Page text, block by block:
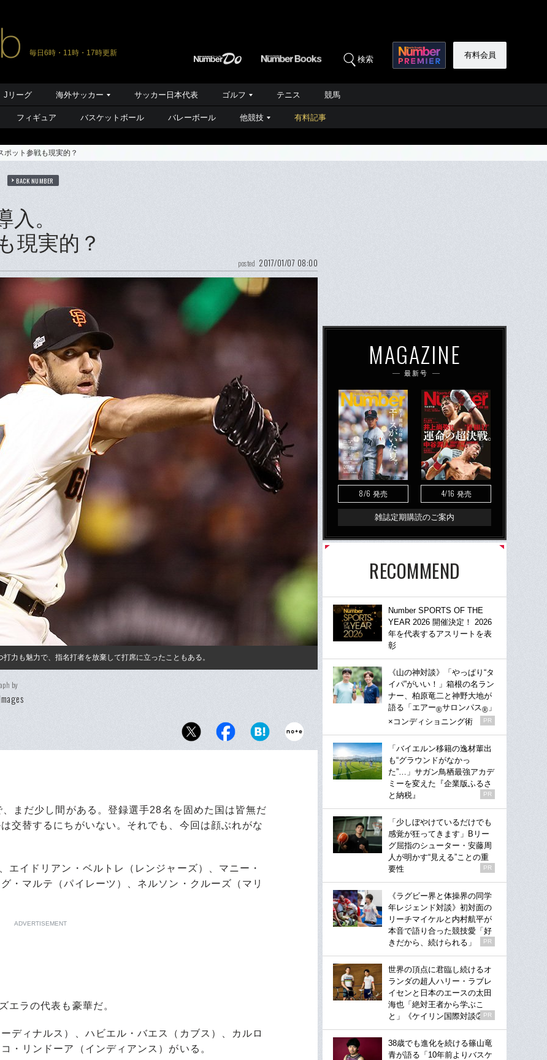
毎日6時・11時・17時更新
検索 有料会員
Jリーグ 海外サッカー サッカー日本代表 ゴルフ テニス 競馬
フィギュア バスケットボール バレーボール 他競技 有料記事
ポット参戦も現実的？
BACK NUMBER
。
現実的？
posted 2017/01/07 08:00
力も魅力で、指名打者を放棄して打席に立ったこともある。
by
まだ少し間がある。登録選手28名を固めた国は皆無だ
交替するにちがいない。それでも、今回は顔ぶれがな
イドリアン・ベルトレ（レンジャーズ）、マニー・
・マルテ（パイレーツ）、ネルソン・クルーズ（マリ
ADVERTISEMENT
ラの代表も豪華だ。
ディナルス）、ハビエル・バエス（カブス）、カルロ
・リンドーア（インディアンス）がいる。
MAGAZINE
最新号
8/6 発売 4/16 発売
雑誌定期購読のご案内
RECOMMEND
Number SPORTS OF THE
YEAR 2026 開催決定！ 2026
年を代表するアスリートを表
彰
《山の神対談》「やっぱり“タ
イパ”がいい！」箱根の名ラン
ナー、柏原竜二と神野大地が
語る「エアー®サロンパス® 」
×コンディショニング術
PR
「バイエルン移籍の逸材輩出
も“グラウンドがなかっ
た”…」サガン鳥栖最強アカデ
ミーを変えた『企業版ふるさ
と納税』
PR
「少しぼやけているだけでも
感覚が狂ってきます」Bリー
グ屈指のシューター・安藤周
人が明かす“見える”ことの重
要性
PR
《ラグビー界と体操界の同学
年レジェンド対談》初対面の
リーチマイケルと内村航平が
本音で語り合った競技愛「好
きだから、続けられる」
PR
世界の頂点に君臨し続けるオ
ランダの超人ハリー・ラブレ
イセンと日本のエースの太田
海也「絶対王者から学ぶこ
と」《ケイリン国際対談②》
PR
38歳でも進化を続ける篠山竜
青が語る「10年前よりバスケ